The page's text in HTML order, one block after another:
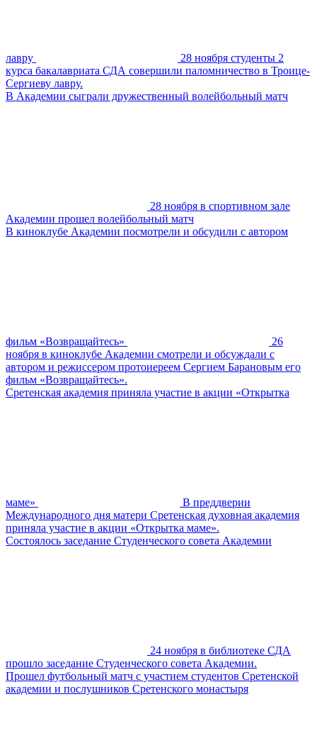
лавру
28 ноября студенты 2
курса бакалавриата СДА совершили паломничество в Троице-
Сергиеву лавру.
В Академии сыграли дружественный волейбольный матч
28 ноября в спортивном зале
Академии прошел волейбольный матч
В киноклубе Академии посмотрели и обсудили с автором
фильм «Возвращайтесь»
26
ноября в киноклубе Академии смотрели и обсуждали с
автором и режиссером протоиереем Сергием Барановым его
фильм «Возвращайтесь».
Сретенская академия приняла участие в акции «Открытка
маме»
В преддверии
Международного дня матери Сретенская духовная академия
приняла участие в акции «Открытка маме».
Состоялось заседание Студенческого совета Академии
24 ноября в библиотеке СДА
прошло заседание Студенческого совета Академии.
Прошел футбольный матч с участием студентов Сретенской
академии и послушников Сретенского монастыря